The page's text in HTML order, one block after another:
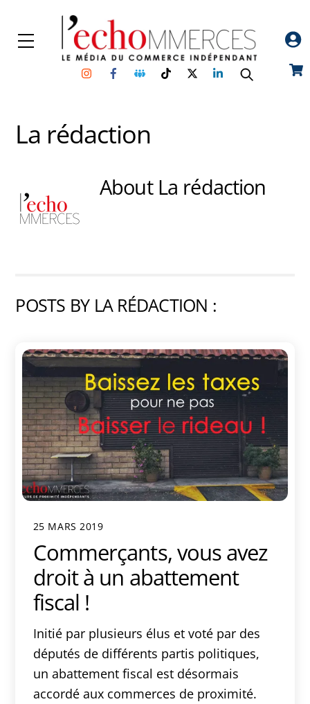
content
Menu
InstagramFacebookGroupe
Facebook
TikTokTwitterLinkedin
La rédaction
About La rédaction
POSTS BY LA RÉDACTION :
25 MARS 2019
Commerçants, vous avez
droit à un abattement
fiscal !
Initié par plusieurs élus et voté par des
députés de différents partis politiques,
un abattement fiscal est désormais
accordé aux commerces de proximité.